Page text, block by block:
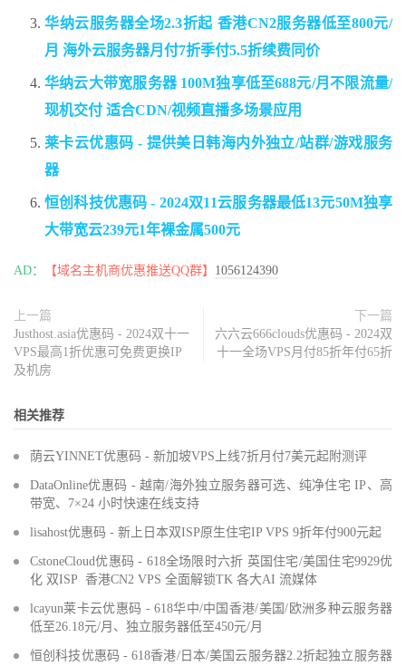
华纳云服务器全场2.3折起 香港CN2服务器低至800元/
月 海外云服务器月付7折季付5.5折续费同价
华纳云大带宽服务器 100M独享低至688元/月不限流量/
现机交付 适合CDN/视频直播多场景应用
莱卡云优惠码 - 提供美日韩海内外独立/站群/游戏服务
器
恒创科技优惠码 - 2024双11云服务器最低13元50M独享
大带宽云239元1年裸金属500元
AD： 【域名主机商优惠推送QQ群】 1056124390
上一篇
Justhost.asia优惠码 - 2024双十一
VPS最高1折优惠可免费更换IP
及机房
下一篇
六六云666clouds优惠码 - 2024双
十一全场VPS月付85折年付65折
相关推荐
荫云YINNET优惠码 - 新加坡VPS上线7折月付7美元起附测评
DataOnline优惠码 - 越南/海外独立服务器可选、纯净住宅 IP、高
带宽、7×24 小时快速在线支持
lisahost优惠码 - 新上日本双ISP原生住宅IP VPS 9折年付900元起
CstoneCloud优惠码 - 618全场限时六折 英国住宅/美国住宅9929优
化 双ISP 香港CN2 VPS 全面解锁TK 各大AI 流媒体
lcayun莱卡云优惠码 - 618华中/中国香港/美国/欧洲多种云服务器
低至26.18元/月、独立服务器低至450元/月
恒创科技优惠码 - 618香港/日本/美国云服务器2.2折起独立服务器